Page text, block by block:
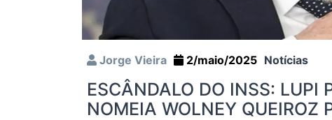
Jorge Vieira 2/maio/2025 Notícias
ESCÂNDALO DO INSS: LUPI
NOMEIA WOLNEY QUEIROZ